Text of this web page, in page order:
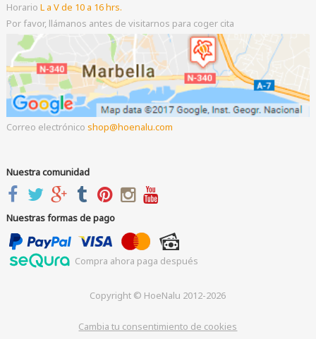
Horario L a V de 10 a 16 hrs.
Por favor, llámanos antes de visitarnos para coger cita
Correo electrónico shop hoenalu.com
Nuestra comunidad
Nuestras formas de pago
Compra ahora paga después
Copyright © HoeNalu 2012-2026
Cambia tu consentimiento de cookies